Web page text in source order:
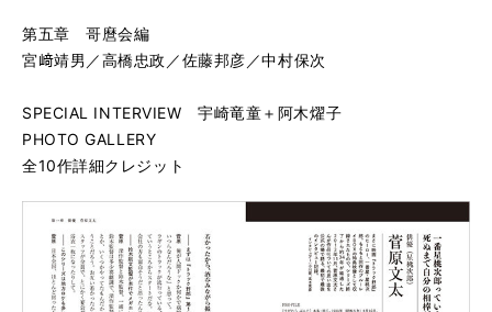
第五章 哥麿会編
宮﨑靖男／高橋忠政／佐藤邦彦／中村保次
SPECIAL INTERVIEW 宇崎竜童＋阿木燿子
PHOTO GALLERY
全10作詳細クレジット